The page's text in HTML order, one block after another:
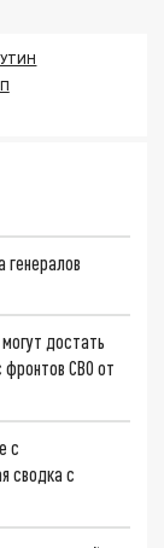
достать
СВО от
с
сводка с